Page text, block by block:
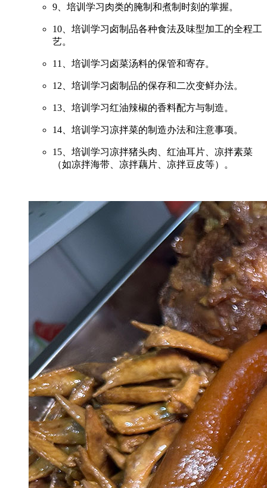
9、培训学习肉类的腌制和煮制时刻的掌握。
10、培训学习卤制品各种食法及味型加工的全程工
艺。
11、培训学习卤菜汤料的保管和寄存。
12、培训学习卤制品的保存和二次变鲜办法。
13、培训学习红油辣椒的香料配方与制造。
14、培训学习凉拌菜的制造办法和注意事项。
15、培训学习凉拌猪头肉、红油耳片、凉拌素菜
（如凉拌海带、凉拌藕片、凉拌豆皮等）。